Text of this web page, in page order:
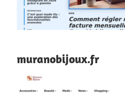
muranobijoux.fr